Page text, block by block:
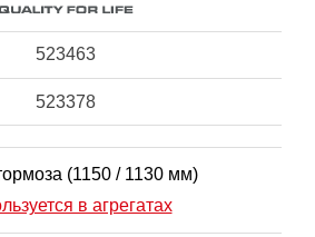
523463
523378
(1150 / 1130 мм)
в агрегатах